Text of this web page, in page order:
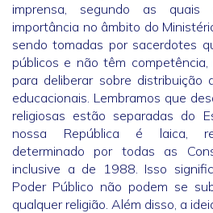
imprensa, segundo as quais
importância no âmbito do
sendo tomadas por sacerdotes
públicos e não têm
para deliberar sobre distribuição
educacionais. Lembramos que
religiosas estão separadas do
nossa República é laica,
determinado por todas as
inclusive a de 1988. Isso
Poder Público não podem se
qualquer religião. Além disso, a